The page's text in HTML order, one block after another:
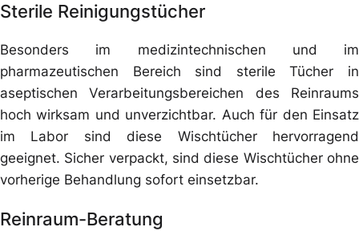
Sterile Reinigungstücher
Besonders im medizintechnischen und im
pharmazeutischen Bereich sind sterile Tücher in
aseptischen Verarbeitungsbereichen des Reinraums
hoch wirksam und unverzichtbar. Auch für den Einsatz
im Labor sind diese Wischtücher hervorragend
geeignet. Sicher verpackt, sind diese Wischtücher ohne
vorherige Behandlung sofort einsetzbar.
Reinraum-Beratung